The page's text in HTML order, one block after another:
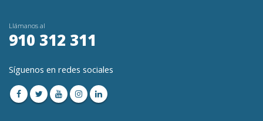
Llámanos al
910 312 311
Síguenos en redes sociales